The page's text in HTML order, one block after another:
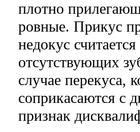
плотно
ровные. Прикус
недокус
отсутствующих
случае перекуса,
соприкасаются с
признак